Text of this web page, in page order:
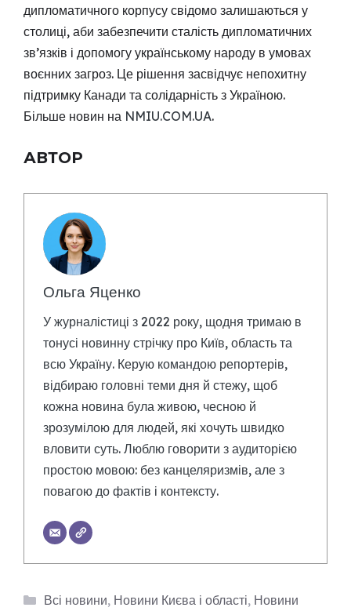
дипломатичного корпусу свідомо залишаються у
столиці, аби забезпечити сталість дипломатичних
зв’язків і допомогу українському народу в умовах
воєнних загроз. Це рішення засвідчує непохитну
підтримку Канади та солідарність з Україною.
Більше новин на NMIU.COM.UA.
АВТОР
Ольга Яценко
У журналістиці з 2022 року, щодня тримаю в
тонусі новинну стрічку про Київ, область та
всю Україну. Керую командою репортерів,
відбираю головні теми дня й стежу, щоб
кожна новина була живою, чесною й
зрозумілою для людей, які хочуть швидко
вловити суть. Люблю говорити з аудиторією
простою мовою: без канцеляризмів, але з
повагою до фактів і контексту.
Категорії
Всі новини, Новини Києва і області, Новини